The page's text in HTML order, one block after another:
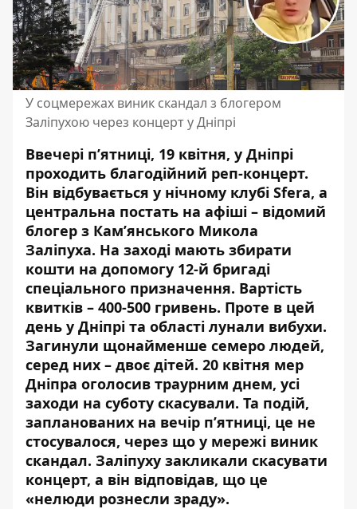
У соцмережах виник скандал з блогером
Заліпухою через концерт у Дніпрі
Ввечері п’ятниці, 19 квітня, у Дніпрі
проходить благодійний реп-концерт.
Він відбувається у нічному клубі Sfera, а
центральна постать на афіші – відомий
блогер з Кам’янського Микола
Заліпуха. На заході мають збирати
кошти на допомогу 12-й бригаді
спеціального призначення. Вартість
квитків – 400-500 гривень. Проте в цей
день у Дніпрі та області лунали вибухи.
Загинули щонайменше семеро людей,
серед них – двоє дітей. 20 квітня мер
Дніпра оголосив траурним днем, усі
заходи на суботу скасували. Та подій,
запланованих на вечір п’ятниці, це не
стосувалося, через що у мережі виник
скандал. Заліпуху закликали скасувати
концерт, а він відповідав, що це
«нелюди рознесли зраду».